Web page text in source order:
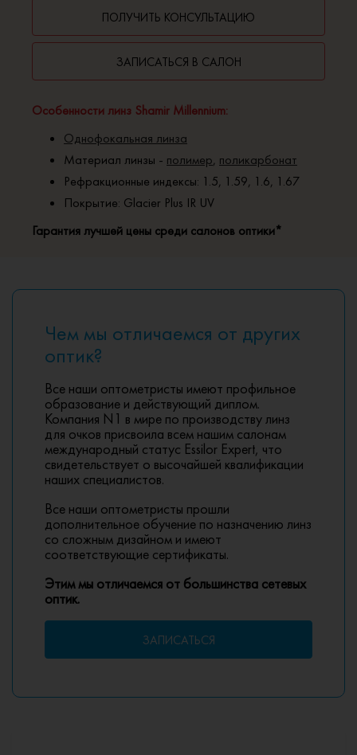
Особенности линз Shamir Millennium:
Однофокальная линза
Материал линзы - полимер, поликарбонат
Рефракционные индексы: 1.5, 1.59, 1.6, 1.67
Покрытие: Glacier Plus IR UV
Гарантия лучшей цены среди салонов оптики*
ПОЛУЧИТЬ КОНСУЛЬТАЦИЮ
ЗАПИСАТЬСЯ В САЛОН
Чем мы отличаемся от других
оптик?
Все наши оптометристы имеют профильное
образование и действующий диплом.
Компания N1 в мире по производству линз
для очков присвоила всем нашим салонам
международный статус Essilor Expert, что
свидетельствует о высочайшей квалификации
наших специалистов.
Все наши оптометристы прошли
дополнительное обучение по назначению линз
со сложным дизайном и имеют
соответствующие сертификаты.
Этим мы отличаемся от большинства сетевых
оптик.
ЗАПИСАТЬСЯ